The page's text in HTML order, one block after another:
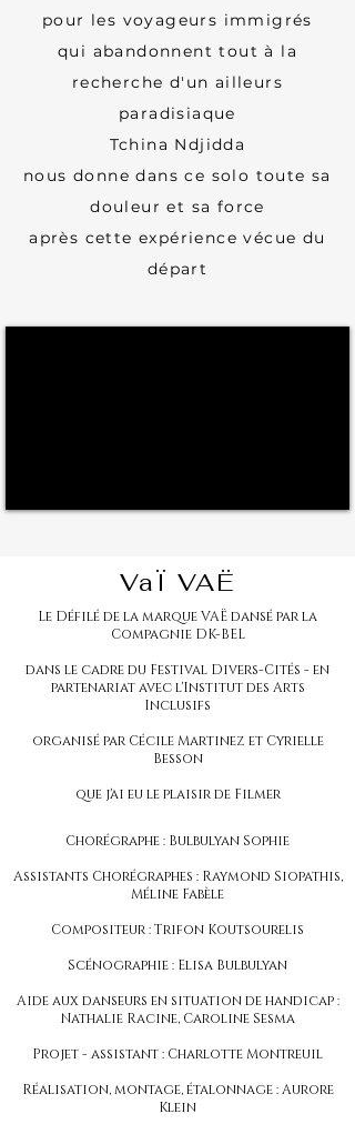
pour les voyageurs immigrés
qui abandonnent tout à la
recherche d'un ailleurs
paradisiaque
Tchina Ndjidda
nous donne dans ce solo toute sa
douleur et sa force
après cette expérience vécue du
départ
VaÏ VAË
Le Défilé de la marque VAË dansé par la
Compagnie DK-BEL
dans le cadre du Festival Divers-Cités - en
partenariat avec l'Institut des Arts
Inclusifs
organisé par Cécile Martinez et Cyrielle
Besson
que j'ai eu le plaisir de Filmer
Chorégraphe : Bulbulyan Sophie
Assistants Chorégraphes : Raymond Siopathis,
Méline Fabèle
Compositeur : Trifon Koutsourelis
Scénographie : Elisa Bulbulyan
Aide aux danseurs en situation de handicap :
Nathalie Racine, Caroline Sesma
Projet - assistant : Charlotte Montreuil
Réalisation, montage, étalonnage : Aurore
Klein